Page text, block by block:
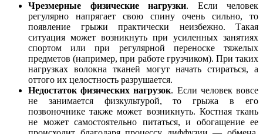
Чрезмерные физические нагрузки. Если человек
регулярно напрягает свою спину очень сильно, то
появление грыжи практически неизбежно. Такая
ситуация может возникнуть при усиленных занятиях
спортом или при регулярной переноске тяжелых
предметов (например, при работе грузчиком). При таких
нагрузках волокна тканей могут начать стираться, а
оттого их целостность разрушается.
Недостаток физических нагрузок. Если человек вовсе
не занимается физкультурой, то грыжа в его
позвоночнике также может возникнуть. Костная ткань
не может самостоятельно питаться, и обогащение ее